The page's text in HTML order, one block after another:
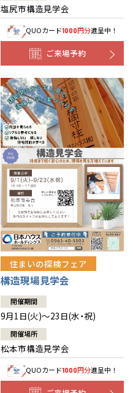
塩尻市構造見学会
QUOカード1000円分進呈中！
ご来場予約
住まいの探検フェア
構造現場見学会
開催期間
9月1日(火)～23日(水・祝)
開催場所
松本市構造見学会
QUOカード1000円分進呈中！